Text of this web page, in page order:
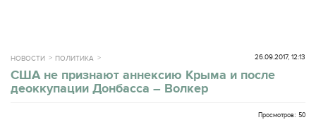
НОВОСТИ ПОЛИТИКА 26.09.2017, 12:13
США не признают аннексию Крыма и после
деоккупации Донбасса – Волкер
Просмотров: 50